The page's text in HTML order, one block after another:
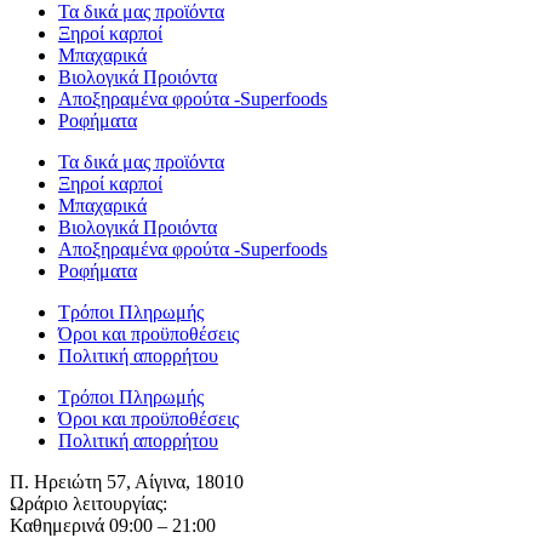
Τα δικά μας προϊόντα
Ξηροί καρποί
Μπαχαρικά
Βιολογικά Προιόντα
Αποξηραμένα φρούτα -Superfoods
Ροφήματα
Τα δικά μας προϊόντα
Ξηροί καρποί
Μπαχαρικά
Βιολογικά Προιόντα
Αποξηραμένα φρούτα -Superfoods
Ροφήματα
Τρόποι Πληρωμής
Όροι και προϋποθέσεις
Πολιτική απορρήτου
Τρόποι Πληρωμής
Όροι και προϋποθέσεις
Πολιτική απορρήτου
Π. Ηρειώτη 57, Αίγινα, 18010
Ωράριο λειτουργίας:
Καθημερινά 09:00 – 21:00